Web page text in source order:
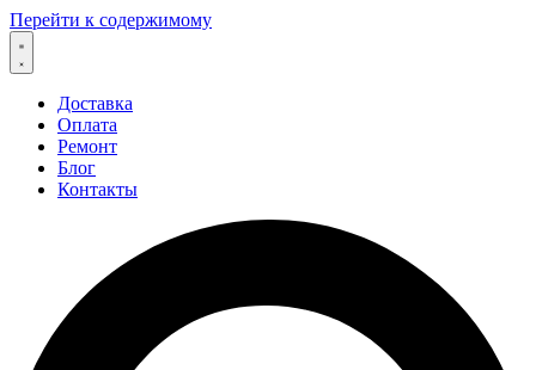
Перейти к содержимому
Доставка
Оплата
Ремонт
Блог
Контакты